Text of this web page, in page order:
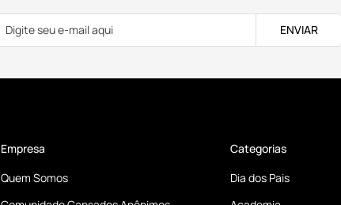
ENVIAR
Empresa
Quem Somos
Categorias
Dia dos Pais